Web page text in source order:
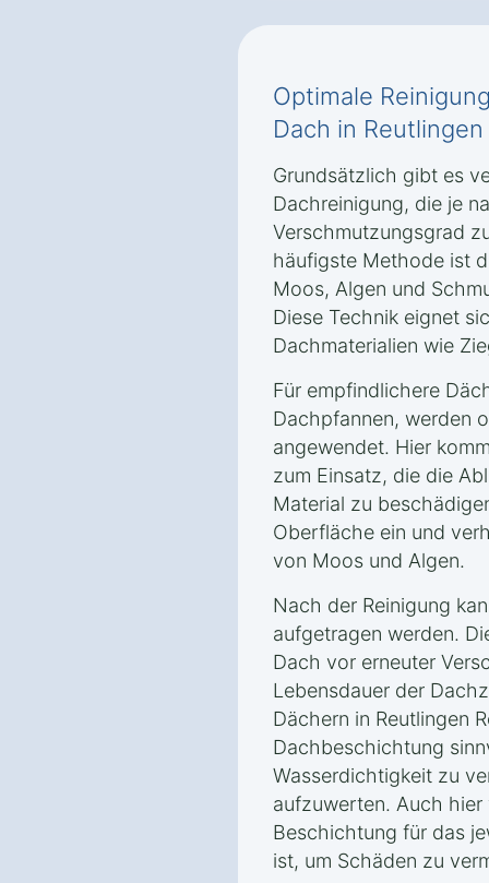
Optimale
Dach in
Grundsätzlich gibt es
Dachreinigung, die je
Verschmutzungsgrad
häufigste Methode ist
Moos, Algen und
Diese Technik eignet
Dachmaterialien wie
Für empfindlichere
Dachpfannen, werden
angewendet. Hier
zum Einsatz, die die
Material zu
Oberfläche ein und
von Moos und Algen.
Nach der Reinigung
aufgetragen werden.
Dach vor erneuter
Lebensdauer der
Dächern in Reutlingen
Dachbeschichtung
Wasserdichtigkeit zu
aufzuwerten. Auch
Beschichtung für das
ist, um Schäden zu